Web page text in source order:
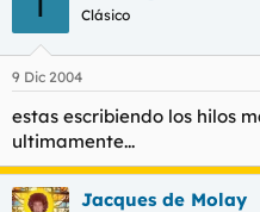
Clásico
9 Dic 2004
estas escribiendo los hilos
ultimamente...
Jacques de Molay